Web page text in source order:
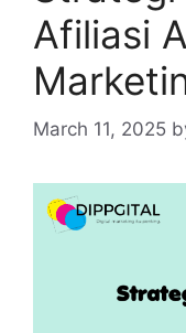
Afiliasi
March 11, 2025